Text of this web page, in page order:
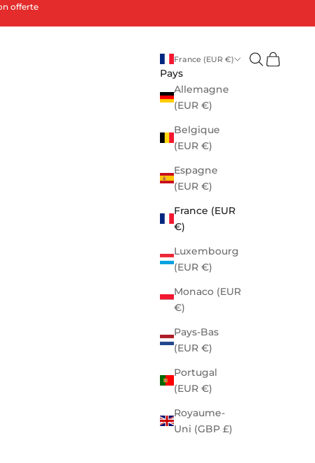
offerte
France (EUR €)
Pays
Allemagne
(EUR €)
Belgique
(EUR €)
Espagne
(EUR €)
France (EUR
€)
Luxembourg
(EUR €)
Monaco (EUR
€)
Pays-Bas
(EUR €)
Portugal
(EUR €)
Royaume-
Uni (GBP £)
Ouvrir la
Voir le